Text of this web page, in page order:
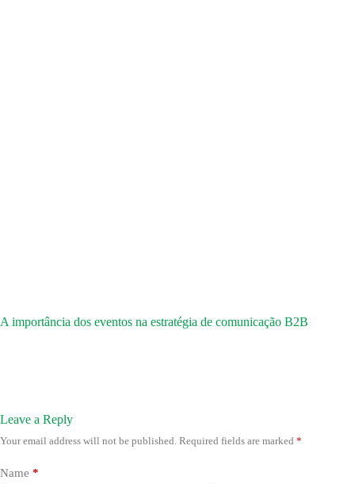
A importância dos eventos na estratégia de comunicação B2B
Leave a Reply
Your email address will not be published. Required fields are marked *
Name *